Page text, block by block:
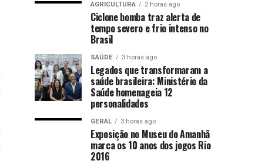
AGRICULTURA 2 horas ago
Ciclone bomba traz alerta de
tempo severo e frio intenso no
Brasil
SAÚDE 3 horas ago
Legados que transformaram a
saúde brasileira: Ministério da
Saúde homenageia 12
personalidades
GERAL 3 horas ago
Exposição no Museu do Amanhã
marca os 10 anos dos jogos Rio
2016